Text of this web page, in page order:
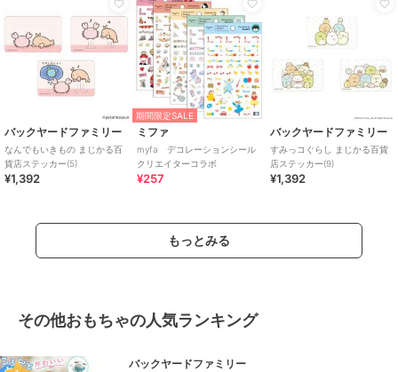
バックヤードファミリー
なんでもいきもの まじかる百
貨店ステッカー(5)
¥1,392
期間限定SALE
ミファ
myfa デコレーションシール
クリエイターコラボ
¥257
バックヤードファミリー
すみっコぐらし まじかる百貨
店ステッカー(9)
¥1,392
もっとみる
その他おもちゃの人気ランキング
バックヤードファミリー